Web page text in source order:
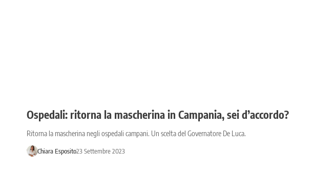
Ospedali: ritorna la mascherina in Campania, sei d’accordo?
Ritorna la mascherina negli ospedali campani. Un scelta del Governatore De Luca.
Chiara Esposito23 Settembre 2023